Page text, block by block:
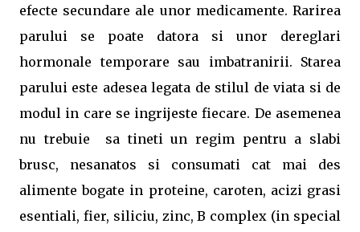
efecte secundare ale unor medicamente. Rarirea
parului se poate datora si unor dereglari
hormonale temporare sau imbatranirii. Starea
parului este adesea legata de stilul de viata si de
modul in care se ingrijeste fiecare. De asemenea
nu trebuie sa tineti un regim pentru a slabi
brusc, nesanatos si consumati cat mai des
alimente bogate in proteine, caroten, acizi grasi
esentiali, fier, siliciu, zinc, B complex (in special